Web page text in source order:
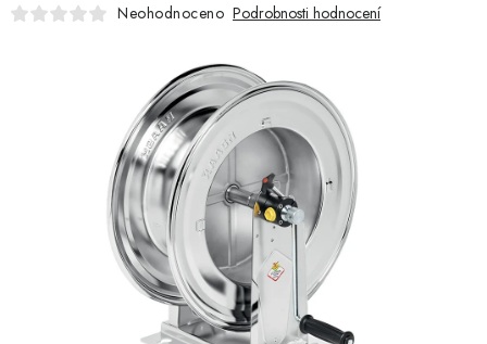
DOMÁCNOST A ZAHRADA
CHEMIE - BEZKONTAKTNÍ MYČKY
HODNOCENÍ OBCHODU
Jak nakupovat O nás
Kontakty
Neohodnoceno Podrobnosti hodnocení